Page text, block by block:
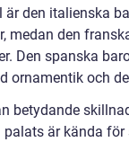
är den italienska
medan den
Den spanska
ornamentik och
betydande
palats är kända för